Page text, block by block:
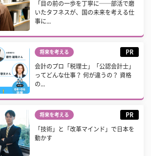
「目の前の一歩を丁寧に──部活で磨
いたタフネスが、国の未来を考える仕
事に...
将来を考える PR
会計のプロ「税理士」「公認会計士」
ってどんな仕事？ 何が違うの？ 資格
の...
将来を考える PR
「技術」と「改革マインド」で日本を
動かす